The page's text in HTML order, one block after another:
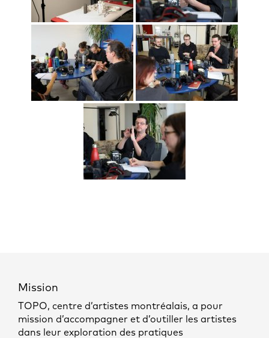
Mission
TOPO, centre d’artistes montréalais, a pour
mission d’accompagner et d’outiller les artistes
dans leur exploration des pratiques